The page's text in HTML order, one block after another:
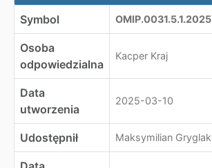
Symbol OMIP.0031.5.1.2025
Osoba
odpowiedzialna
Kacper Kraj
Data
utworzenia
2025-03-10
Udostępnił Maksymilian Gryglak